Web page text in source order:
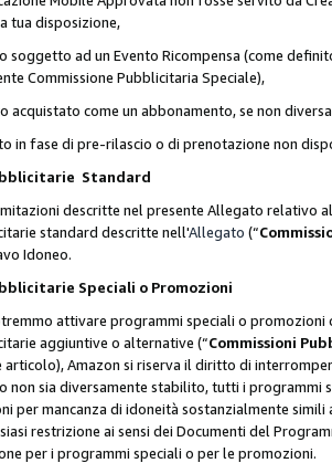
tua disposizione,
soggetto ad un Evento Ricompensa (come
Commissione Pubblicitaria Speciale),
acquistato come un abbonamento, se non
in fase di pre-rilascio o di prenotazione non
Standard
descritte nel presente Allegato relativo
standard descritte nell'Allegato (“
Idoneo.
Speciali o Promozioni
attivare programmi speciali o
aggiuntive o alternative (“Commissioni
articolo), Amazon si riserva il diritto di
non sia diversamente stabilito, tutti i
per mancanza di idoneità sostanzialmente
restrizione ai sensi dei Documenti del
per i programmi speciali o per le promozioni.